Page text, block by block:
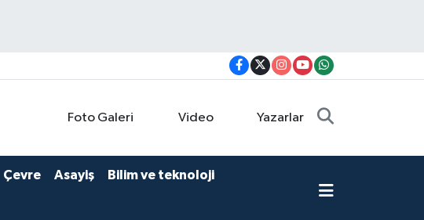
Foto Galeri Video Yazarlar
Çevre Asayiş Bilim ve teknoloji